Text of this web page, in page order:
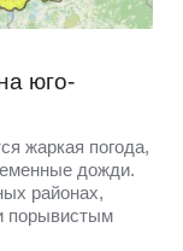
юго-
жаркая погода,
дожди.
районах,
порывистым